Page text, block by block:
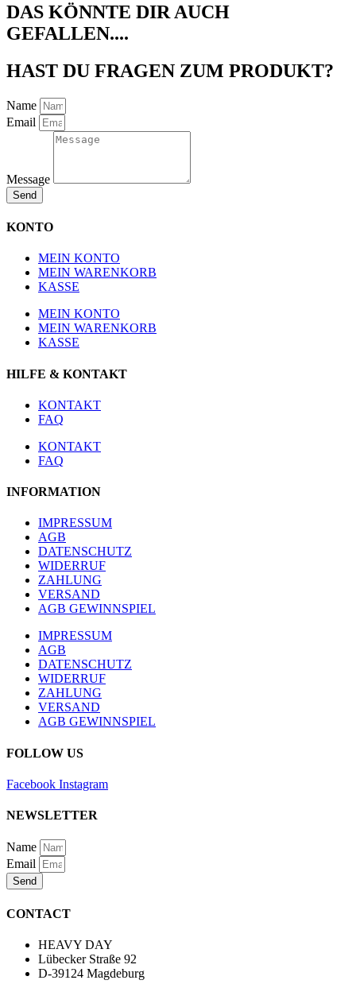
DAS KÖNNTE DIR AUCH
GEFALLEN....
HAST DU FRAGEN ZUM PRODUKT?
Name
Email
Message
Send
KONTO
MEIN KONTO
MEIN WARENKORB
KASSE
MEIN KONTO
MEIN WARENKORB
KASSE
HILFE & KONTAKT
KONTAKT
FAQ
KONTAKT
FAQ
INFORMATION
IMPRESSUM
AGB
DATENSCHUTZ
WIDERRUF
ZAHLUNG
VERSAND
AGB GEWINNSPIEL
IMPRESSUM
AGB
DATENSCHUTZ
WIDERRUF
ZAHLUNG
VERSAND
AGB GEWINNSPIEL
FOLLOW US
Facebook Instagram
NEWSLETTER
Name
Email
Send
CONTACT
HEAVY DAY
Lübecker Straße 92
D-39124 Magdeburg